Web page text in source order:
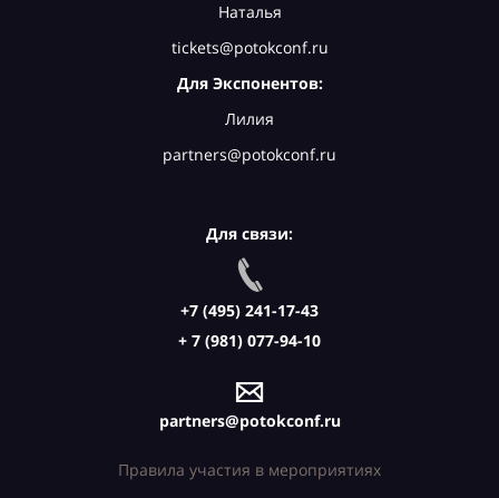
Наталья
tickets@potokconf.ru
Для Экспонентов:
Лилия
partners@potokconf.ru
Для связи:
+7 (495) 241-17-43
+ 7 (981) 077-94-10
partners@potokconf.ru
Правила участия в мероприятиях